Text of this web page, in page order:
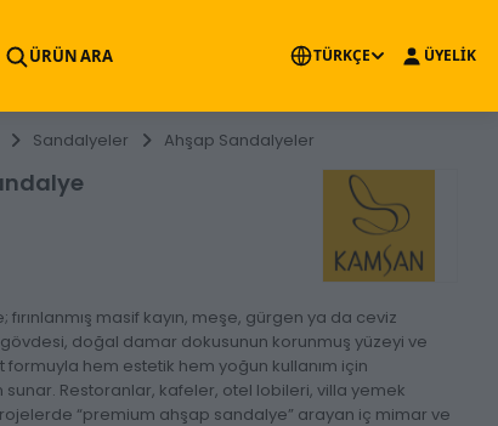
ÜRÜN ARA TÜRKÇE ÜYELİK
Sandalyeler Ahşap Sandalyeler
fırınlanmış masif kayın, meşe, gürgen ya da ceviz
doğal damar dokusunun korunmuş yüzeyi ve
formuyla hem estetik hem yoğun kullanım için
Restoranlar, kafeler, otel lobileri, villa yemek
“premium ahşap sandalye” arayan iç mimar ve
×